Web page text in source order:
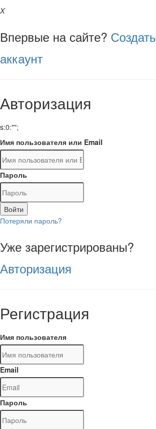
X
Впервые на сайте? Создать
аккаунт
Авторизация
s:0:"";
Имя пользователя или Email
Пароль
Войти
Потеряли пароль?
Уже зарегистрированы?
Авторизация
Регистрация
Имя пользователя
Email
Пароль